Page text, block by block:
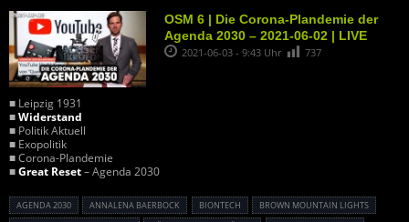
OSM 6 | Die Corona-Plandemie der
Agenda 2030 – 2021-06-02 | LIVE
2021-06-03 - 9:43 Uhr 737
■ Leipzig 1931
■Widerstand
■ Politik Aktuell
■ Exopolitik
■ Corona-Plandemie
■Great Reset– Agenda 2030
AGENDA 2030 ANNALENA BAERBOCK BIONTECH
BROWN MOUNTAIN LIGHTS